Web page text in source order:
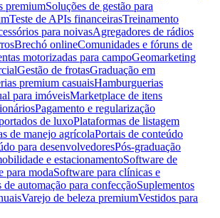
premiumSoluções de gestão para
Teste de APIs financeirasTreinamento
para noivasAgregadores de rádios
Brechó onlineComunidades e fóruns de
motorizadas para campoGeomarketing
Gestão de frotasGraduação em
premium casuaisHamburguerias
para imóveisMarketplace de itens
Pagamento e regularização
de luxoPlataformas de listagem
de manejo agrícolaPortais de conteúdo
para desenvolvedoresPós-graduação
e estacionamentoSoftware de
para modaSoftware para clínicas e
de automação para confecçãoSuplementos
Varejo de beleza premiumVestidos para